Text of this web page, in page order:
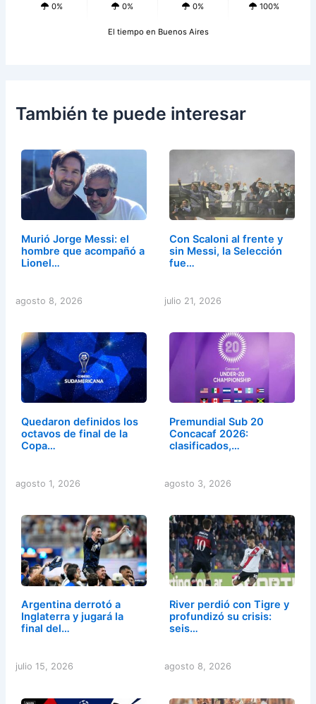
0% 0% 0% 100%
El tiempo en Buenos Aires
También te puede interesar
Murió Jorge Messi: el
hombre que acompañó a
Lionel…
agosto 8, 2026
Con Scaloni al frente y
sin Messi, la Selección
fue…
julio 21, 2026
Quedaron definidos los
octavos de final de la
Copa…
agosto 1, 2026
Premundial Sub 20
Concacaf 2026:
clasificados,…
agosto 3, 2026
Argentina derrotó a
Inglaterra y jugará la
final del…
julio 15, 2026
River perdió con Tigre y
profundizó su crisis:
seis…
agosto 8, 2026